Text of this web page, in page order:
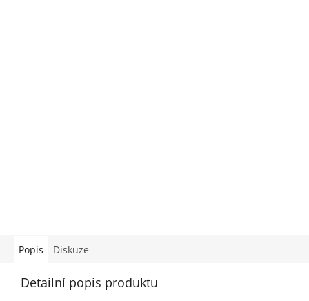
Popis Diskuze
Detailní popis produktu